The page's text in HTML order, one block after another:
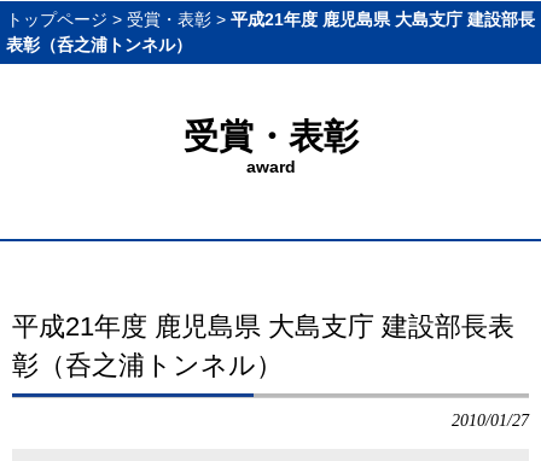
トップページ > 受賞・表彰 > 平成21年度 鹿児島県 大島支庁 建設部長
表彰（呑之浦トンネル）
受賞・表彰
award
平成21年度 鹿児島県 大島支庁 建設部長表
彰（呑之浦トンネル）
2010/01/27